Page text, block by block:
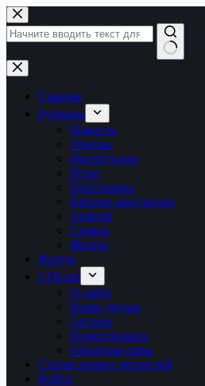
Перейти
к
сути
Ничего
не
найденоГлавная
Рубрики
Новости
Обзоры
Инструкции
Игры
Программы
Рабочее окружение
Android
Сервер
Железо
Форум
LTB.net
О сайте
Наши друзья
Авторы
Пожертвовать
Обратная связь
Статьи наших читателей
Войти